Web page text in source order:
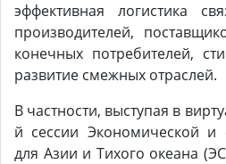
эффективная логистика
производителей,
конечных потребителей,
развитие смежных отраслей.
В частности, выступая в
й сессии Экономической и
для Азии и Тихого океана